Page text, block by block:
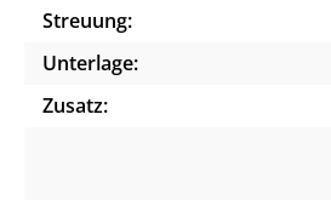
Streuung:
Unterlage:
Zusatz: